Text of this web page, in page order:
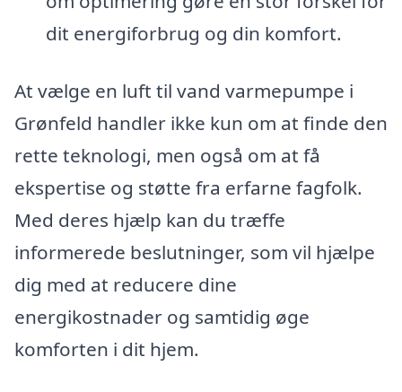
dit energiforbrug og din komfort.
At vælge en luft til vand varmepumpe i
Grønfeld handler ikke kun om at finde den
rette teknologi, men også om at få
ekspertise og støtte fra erfarne fagfolk.
Med deres hjælp kan du træffe
informerede beslutninger, som vil hjælpe
dig med at reducere dine
energikostnader og samtidig øge
komforten i dit hjem.